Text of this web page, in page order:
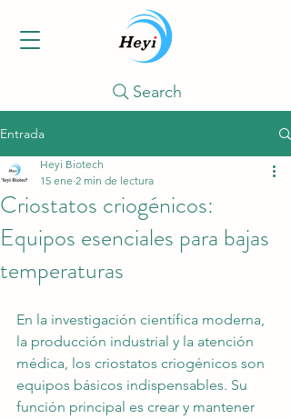
Search
Entrada
Criostatos criogénicos:
Equipos esenciales para bajas
temperaturas
Heyi Biotech
15 ene 2 min de lectura
En la investigación científica moderna,
la producción industrial y la atención
médica, los criostatos criogénicos son
equipos básicos indispensables. Su
función principal es crear y mantener